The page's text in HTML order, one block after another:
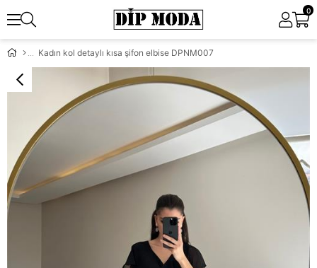
0
Kadın kol detaylı kısa şifon elbise DPNM007